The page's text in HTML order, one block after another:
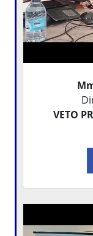
VETO